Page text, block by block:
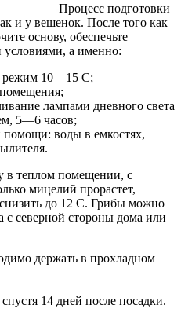
Процесс подготовки
и у вешенок. После того как
основу, обеспечьте
а именно:
режим 10—15 С;
лампами дневного света
5—6 часов;
помощи: воды в емкостях,
в теплом помещении, с
мицелий прорастет,
снизить до 12 С. Грибы можно
с северной стороны дома или
держать в прохладном
14 дней после посадки.